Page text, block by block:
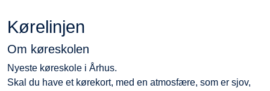
Kørelinjen
Om køreskolen
Nyeste køreskole i Århus.
Skal du have et kørekort, med en atmosfære, som er sjov,